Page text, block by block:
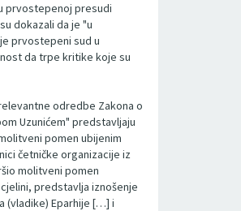
prvostepenoj presudi
dokazali da je "u
prvostepeni sud u
da trpe kritike koje su
odredbe Zakona o
Uzunićem" predstavljaju
pomen ubijenim
četničke organizacije iz
molitveni pomen
predstavlja iznošenje
(vladike) Eparhije […] i